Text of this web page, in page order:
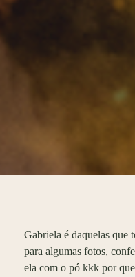
Gabriela é daquelas que
para algumas fotos,
ela com o pó kkk por